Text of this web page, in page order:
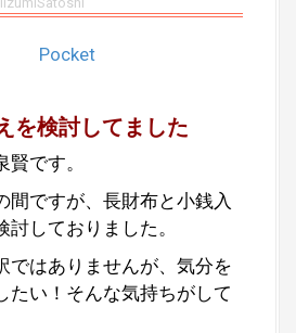
Pocket
を検討してました
です。
間ですが、長財布と小銭入
しておりました。
ではありませんが、気分を
たい！そんな気持ちがして